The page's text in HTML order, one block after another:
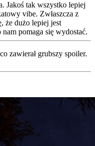
Jakoś tak wszystko lepiej
vibe. Zwłaszcza z
że dużo lepiej jest
pomaga się wydostać.
zawierał grubszy spoiler.